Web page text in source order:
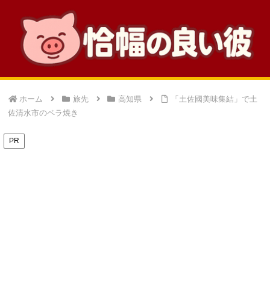
ホーム 旅先 高知県
「土佐國美味集結」で土
佐清水市のペラ焼き
PR